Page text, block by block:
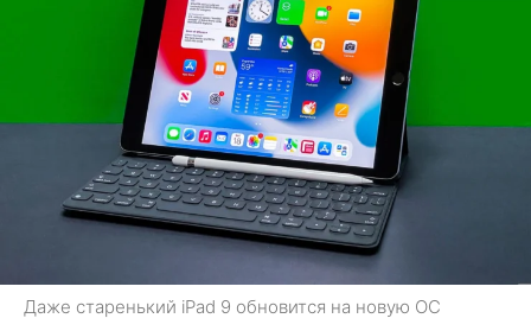
Даже старенький iPad 9 обновится на новую ОС